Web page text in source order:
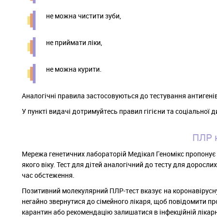
не можна чистити зуби,
не приймати ліки,
не можна курити.
Аналогічні правила застосовуються до тестування
У пункті видачі дотримуйтесь правил гігієни та
ПЛР
Мережа генетичних лабораторій Медікал Геномікс пропонує
якого віку. Тест для дітей аналогічний до тесту для
час обстеження.
Позитивний молекулярний ПЛР-тест вказує на
негайно звернутися до сімейного лікаря, щоб повідомити
карантин або рекомендацію залишатися в інфекційній